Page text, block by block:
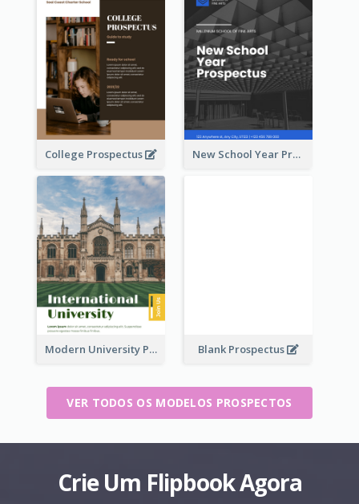
College Prospectus New School Year Prospectus
Modern University Prospectus Blank Prospectus
VER TODOS OS MODELOS PROSPECTOS
Crie Um Flipbook Agora